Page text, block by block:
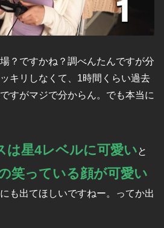
？ですかね？調べんたんですが分
キリしなくて、1時間くらい過去
すがマジで分からん。でも本当に
は星4レベルに可愛いと
笑っている顔が可愛い
も出てほしいですねー。ってか出